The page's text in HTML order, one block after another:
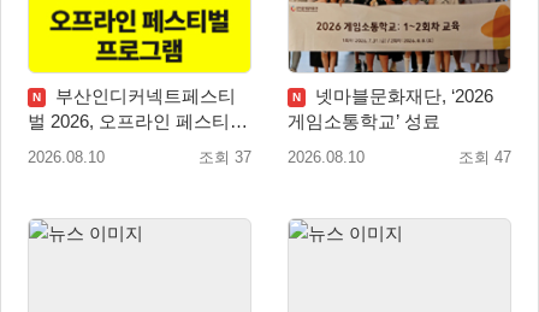
N
부산인디커넥트페스티
벌 2026, 오프라인 페스티벌
이벤트 공개
2026.08.10 조회 37
N
넷마블문화재단, ‘2026
게임소통학교’ 성료
2026.08.10 조회 47